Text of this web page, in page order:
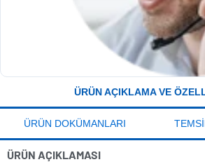
ÜRÜN AÇIKLAMA VE
ÜRÜN DOKÜMANLARI
ÜRÜN AÇIKLAMASI